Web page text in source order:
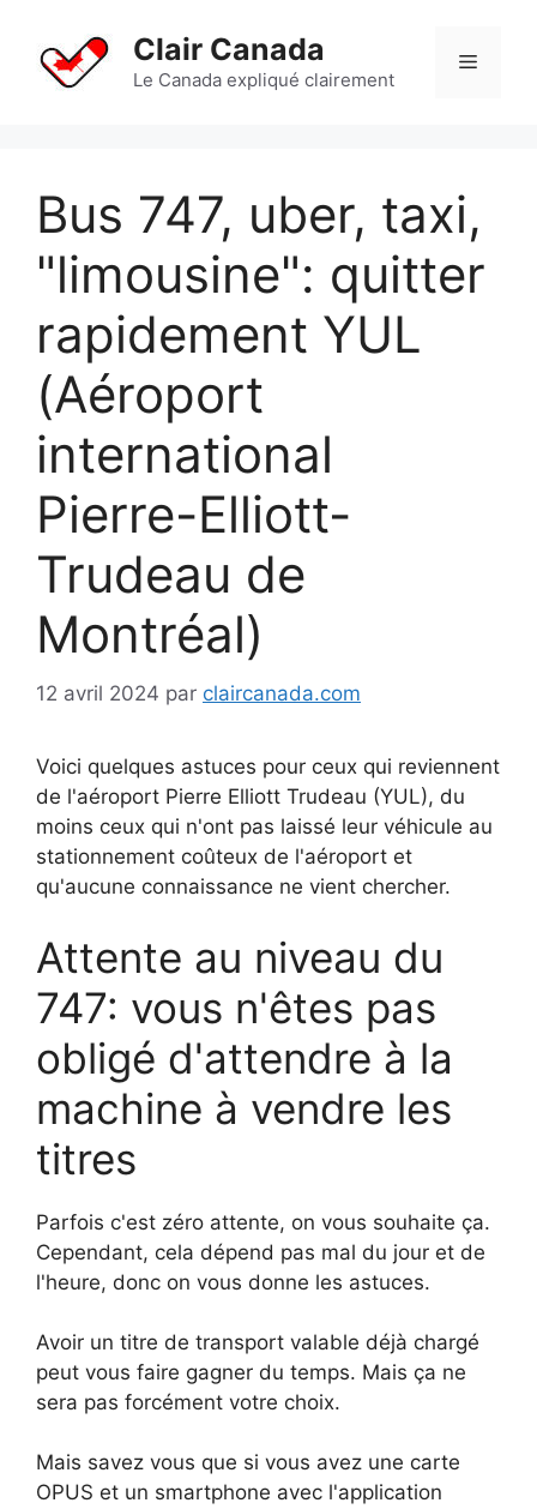
contenu
Clair Canada
Le Canada expliqué clairement
Menu
Bus 747, uber, taxi,
"limousine": quitter
rapidement YUL
(Aéroport
international
Pierre-Elliott-
Trudeau de
Montréal)
12 avril 2024 par claircanada.com
Voici quelques astuces pour ceux qui reviennent
de l'aéroport Pierre Elliott Trudeau (YUL), du
moins ceux qui n'ont pas laissé leur véhicule au
stationnement coûteux de l'aéroport et
qu'aucune connaissance ne vient chercher.
Attente au niveau du
747: vous n'êtes pas
obligé d'attendre à la
machine à vendre les
titres
Parfois c'est zéro attente, on vous souhaite ça.
Cependant, cela dépend pas mal du jour et de
l'heure, donc on vous donne les astuces.
Avoir un titre de transport valable déjà chargé
peut vous faire gagner du temps. Mais ça ne
sera pas forcément votre choix.
Mais savez vous que si vous avez une carte
OPUS et un smartphone avec l'application